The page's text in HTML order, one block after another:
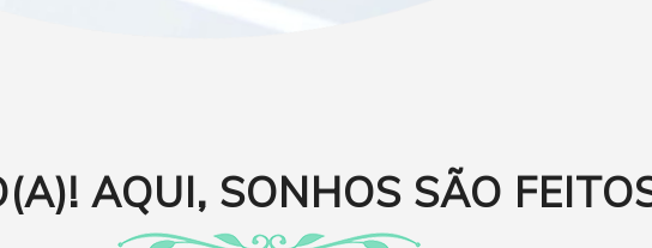
AQUI, SONHOS SÃO